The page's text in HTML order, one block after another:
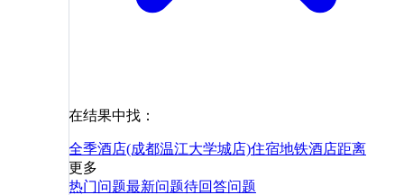
在结果中找：
全季酒店(成都温江大学城店)住宿地铁酒店距离
更多
热门问题最新问题待回答问题